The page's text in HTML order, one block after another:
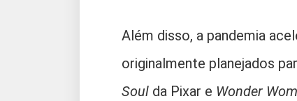
Além disso, a pandemia
originalmente planejados
Soul da Pixar e Wonder